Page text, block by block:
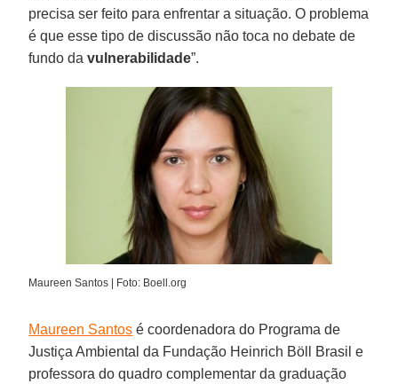
precisa ser feito para enfrentar a situação. O problema
é que esse tipo de discussão não toca no debate de
fundo davulnerabilidade”.
Maureen Santos | Foto: Boell.org
Maureen Santos é coordenadora do Programa de
Justiça Ambiental da Fundação Heinrich Böll Brasil e
professora do quadro complementar da graduação